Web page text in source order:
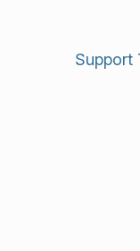
Support